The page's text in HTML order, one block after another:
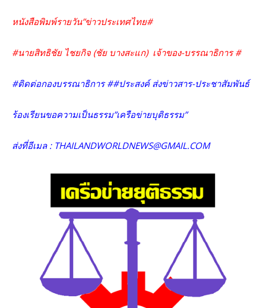
หนังสือพิมพ์รายวัน”ข่าวประเทศไทย#
#นายสิทธิชัย ไชยกิจ (ชัย บางสะแก) เจ้าของ-บรรณาธิการ #
#ติดต่อกองบรรณาธิการ ##ประสงค์ ส่งข่าวสาร-ประชาสัมพันธ์
ร้องเรียนขอความเป็นธรรม”เครือข่ายบุติธรรม”
ส่งที่อีเมล : THAILANDWORLDNEWS@GMAIL.COM